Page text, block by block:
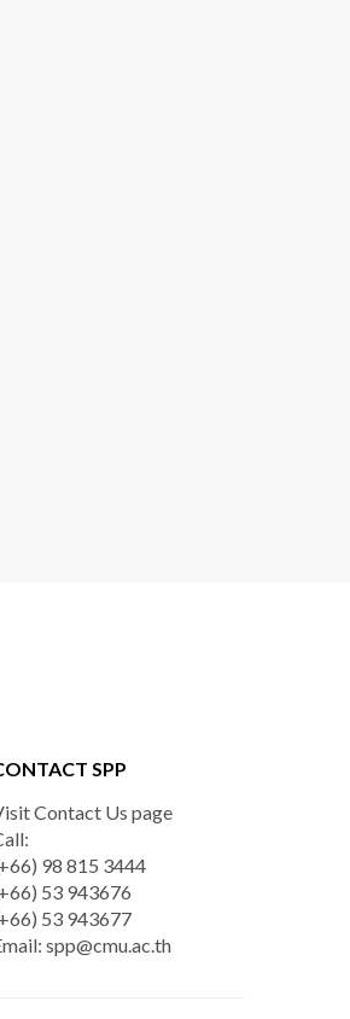
SPP
Contact Us page
98 815 3444
53 943676
53 943677
spp@cmu.ac.th